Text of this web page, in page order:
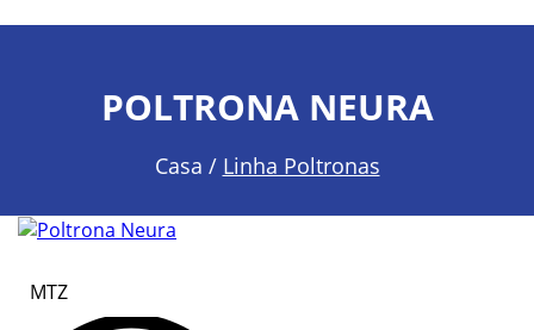
POLTRONA NEURA
Casa / Linha Poltronas
MTZ